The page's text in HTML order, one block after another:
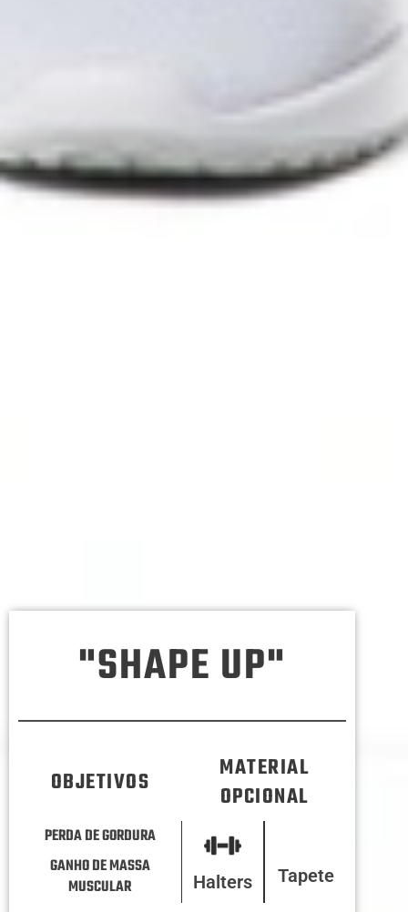
"SHAPE UP"
OBJETIVOS
MATERIAL
OPCIONAL
PERDA DE GORDURA
GANHO DE MASSA
MUSCULAR
Halters Tapete